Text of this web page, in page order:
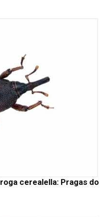
cerealella: Pragas do